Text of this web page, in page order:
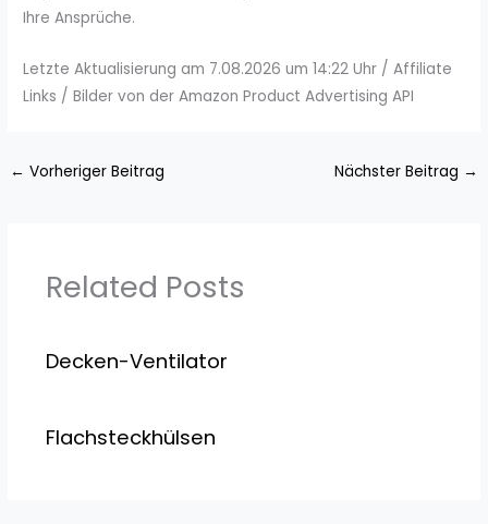
Ihre Ansprüche.
Letzte Aktualisierung am 7.08.2026 um 14:22 Uhr / Affiliate
Links / Bilder von der Amazon Product Advertising API
← Vorheriger Beitrag Nächster Beitrag →
Related Posts
Decken-Ventilator
Flachsteckhülsen